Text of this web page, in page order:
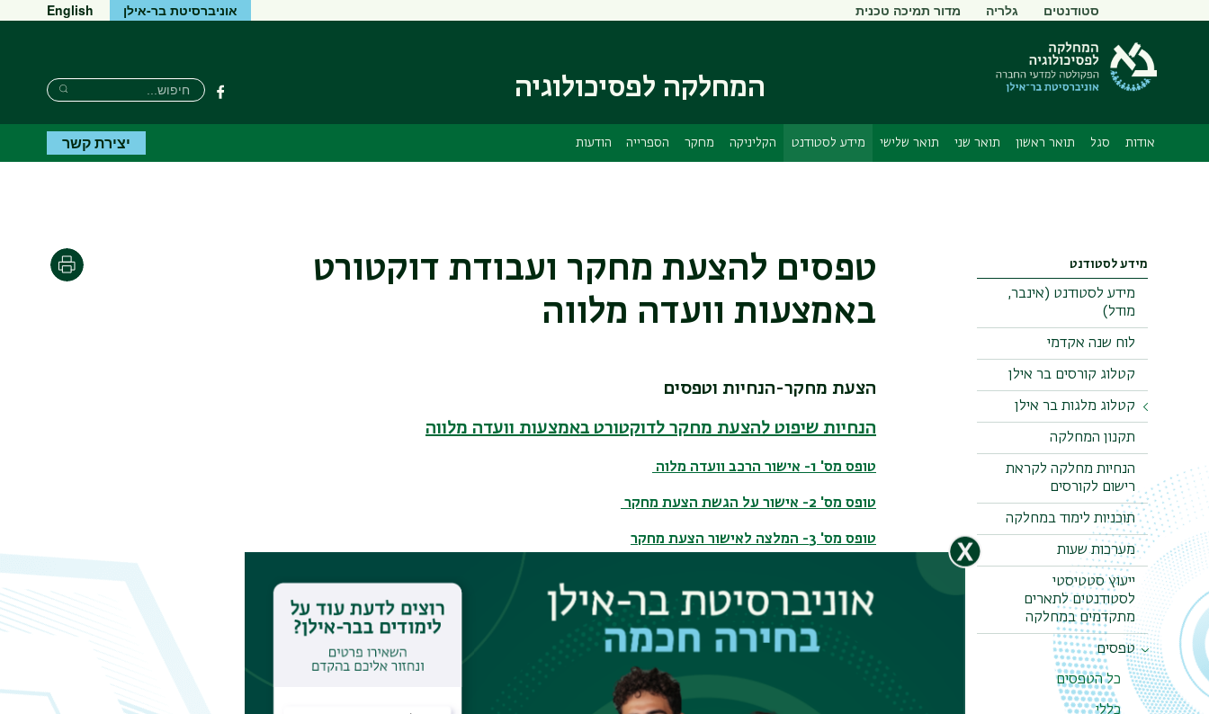
ראשי
תפריט
משני
סטודנטים גלריה מדור תמיכה טכנית אוניברסיטת בר-אילן English
המחלקה לפסיכולוגיה פייסבוק
חיפוש
Search
Search
אודות סגל תואר ראשון תואר שני תואר שלישי מידע לסטודנט הקליניקה מחקר הספרייה הודעות יצירת קשר
מידע לסטודנט
מידע לסטודנט (אינבר,
מודל)
לוח שנה אקדמי
קטלוג קורסים בר אילן
קטלוג מלגות בר אילן
מלגות המחלקה
תקנון המחלקה
הנחיות מחלקה לקראת
רישום לקורסים
תוכניות לימוד במחלקה
מערכות שעות
ייעוץ סטטיסטי
לסטודנטים לתארים
מתקדמים במחלקה
טפסים
כל הטפסים
כללי
טפסים להצעת מחקר ועבודת דוקטורט
באמצעות וועדה מלווה
הדפסה
הצעת מחקר-הנחיות וטפסים
הנחיות שיפוט להצעת מחקר לדוקטורט באמצעות וועדה מלווה
טופס מס' 1- אישור הרכב וועדה מלוה
טופס מס' 2- אישור על הגשת הצעת מחקר
טופס מס' 3- המלצה לאישור הצעת מחקר
טופס מס' 5 - פורמט לסיכום שיפוט הצעת מחקר בוועדה מלווה-(חובה לערוך ע"פ הפורמט)
אישור למנחה נוסף
עבודת הדוקטורט-הנחיות ופורמט סיכום בחינה